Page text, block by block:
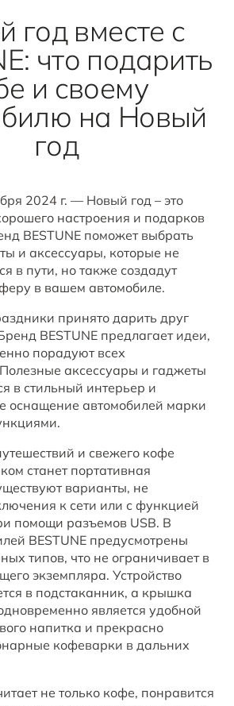
B70
ОТ 2 294 000 ₽*
T77
ОТ 1 798 000 ₽*
от дилера
СЕРВИС
Дзен
год вместе с
что подарить
и своему
на Новый
год
2024 г. — Новый год – это
настроения и подарков
BESTUNE поможет выбрать
и аксессуары, которые не
в пути, но также создадут
в вашем автомобиле.
принято дарить друг
BESTUNE предлагает идеи,
порадуют всех
аксессуары и гаджеты
в стильный интерьер и
оснащение автомобилей марки
и свежего кофе
станет портативная
варианты, не
к сети или с функцией
помощи разъемов USB. В
BESTUNE предусмотрены
типов, что не ограничивает в
экземпляра. Устройство
в подстаканник, а крышка
является удобной
напитка и прекрасно
кофеварки в дальних
не только кофе, понравится